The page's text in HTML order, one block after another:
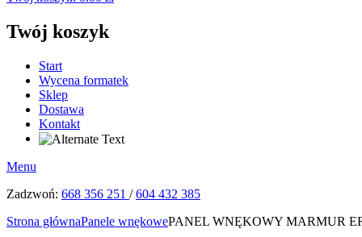
Twój koszyk
Start
Wycena formatek
Sklep
Dostawa
Kontakt
Menu
Zadzwoń: 668 356 251 /604 432 385
Strona głównaPanele wnękowePANEL WNĘKOWY MARMUR